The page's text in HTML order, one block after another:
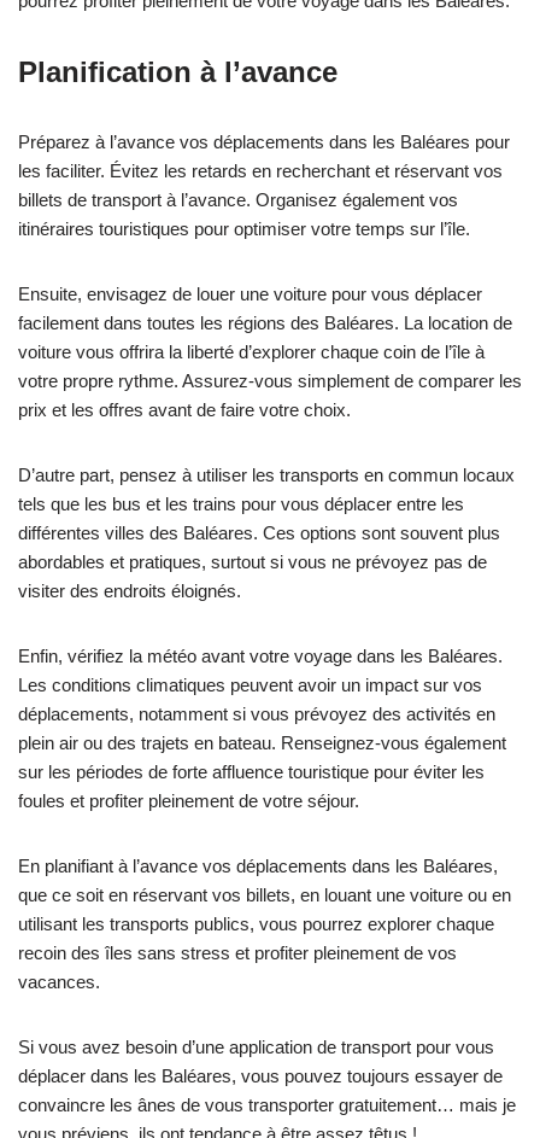
Planification à l’avance
Préparez à l’avance vos déplacements dans les Baléares pour
les faciliter. Évitez les retards en recherchant et réservant vos
billets de transport à l’avance. Organisez également vos
itinéraires touristiques pour optimiser votre temps sur l’île.
Ensuite, envisagez de louer une voiture pour vous déplacer
facilement dans toutes les régions des Baléares. La location de
voiture vous offrira la liberté d’explorer chaque coin de l’île à
votre propre rythme. Assurez-vous simplement de comparer les
prix et les offres avant de faire votre choix.
D’autre part, pensez à utiliser les transports en commun locaux
tels que les bus et les trains pour vous déplacer entre les
différentes villes des Baléares. Ces options sont souvent plus
abordables et pratiques, surtout si vous ne prévoyez pas de
visiter des endroits éloignés.
Enfin, vérifiez la météo avant votre voyage dans les Baléares.
Les conditions climatiques peuvent avoir un impact sur vos
déplacements, notamment si vous prévoyez des activités en
plein air ou des trajets en bateau. Renseignez-vous également
sur les périodes de forte affluence touristique pour éviter les
foules et profiter pleinement de votre séjour.
En planifiant à l’avance vos déplacements dans les Baléares,
que ce soit en réservant vos billets, en louant une voiture ou en
utilisant les transports publics, vous pourrez explorer chaque
recoin des îles sans stress et profiter pleinement de vos
vacances.
Si vous avez besoin d’une application de transport pour vous
déplacer dans les Baléares, vous pouvez toujours essayer de
convaincre les ânes de vous transporter gratuitement… mais je
vous préviens, ils ont tendance à être assez têtus !